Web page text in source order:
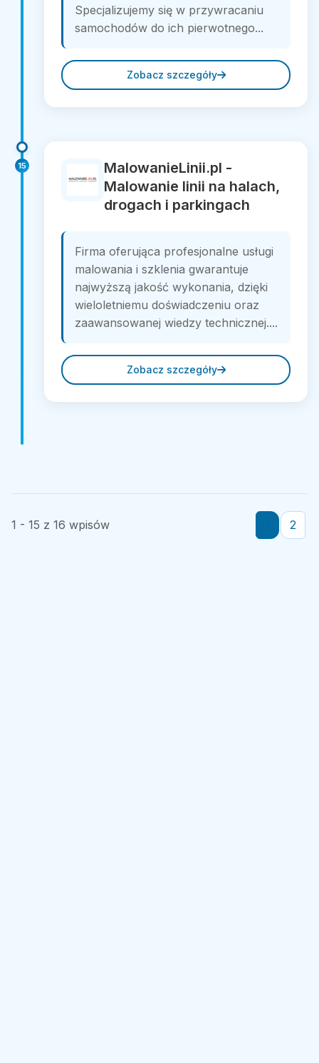
Specjalizujemy się w przywracaniu
samochodów do ich pierwotnego...
Zobacz szczegóły
15
MalowanieLinii.pl -
Malowanie linii na halach,
drogach i parkingach
Firma oferująca profesjonalne usługi
malowania i szklenia gwarantuje
najwyższą jakość wykonania, dzięki
wieloletniemu doświadczeniu oraz
zaawansowanej wiedzy technicznej....
Zobacz szczegóły
1 - 15 z 16 wpisów 2